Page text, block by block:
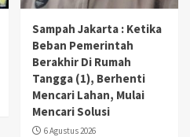
Sampah Jakarta : Ketika
Beban Pemerintah
Berakhir Di Rumah
Tangga (1), Berhenti
Mencari Lahan, Mulai
Mencari Solusi
6 Agustus 2026